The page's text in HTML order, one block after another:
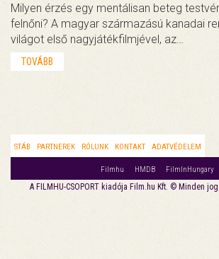
Milyen érzés egy mentálisan beteg
felnőni? A magyar származású kanadai
világot első nagyjátékfilmjével, az…
TOVÁBB
STÁB PARTNEREK RÓLUNK KONTAKT ADATVÉDELEM
Filmhu HMDB FilmInHungary
A FILMHU-CSOPORT kiadója Film.hu Kft. © Minden